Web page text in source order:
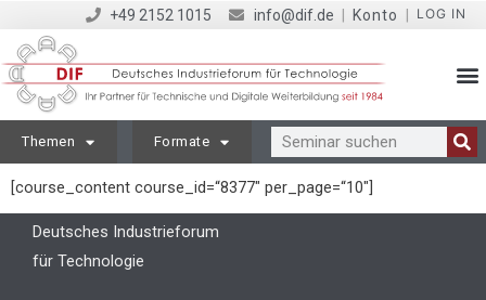
+49 2152 1015 info@dif.de Konto LOG IN
Themen Formate
[course_content course_id=“8377″ per_page=“10″]
Deutsches Industrieforum
für Technologie